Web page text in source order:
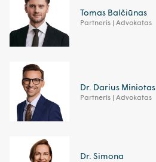
Tomas Balčiūnas
Partneris | Advokatas
Dr. Darius Miniotas
Partneris | Advokatas
Dr. Simona